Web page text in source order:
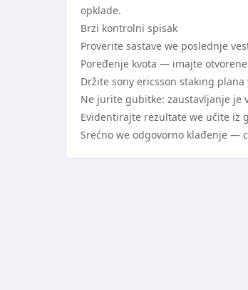
opklade.
Brzi kontrolni spisak
Proverite sastave we poslednje
Poređenje kvota — imajte
Držite sony ericsson staking
Ne jurite gubitke: zaustavljanje je
Evidentirajte rezultate we učite iz
Srećno we odgovorno klađenje —